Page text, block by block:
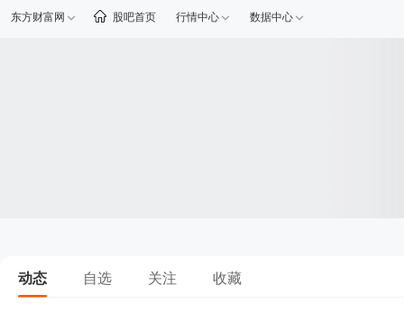
东方财富网 股吧首页 行情中心 数据中心
动态 自选 关注 收藏